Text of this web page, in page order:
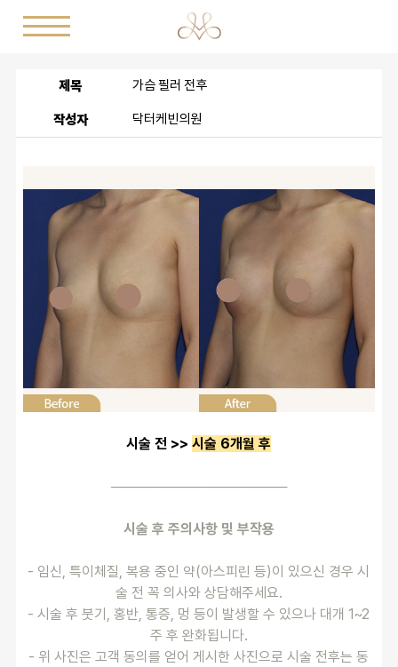
제목 가슴 필러 전후
작성자 닥터케빈의원
시술 전 >> 시술 6개월 후
──────────────────
시술 후 주의사항 및 부작용
- 임신, 특이체질, 복용 중인 약(아스피린 등)이 있으신 경우 시
술 전 꼭 의사와 상담해주세요.
- 시술 후 붓기, 홍반, 통증, 멍 등이 발생할 수 있으나 대개 1~2
주 후 완화됩니다.
- 위 사진은 고객 동의를 얻어 게시한 사진으로 시술 전후는 동